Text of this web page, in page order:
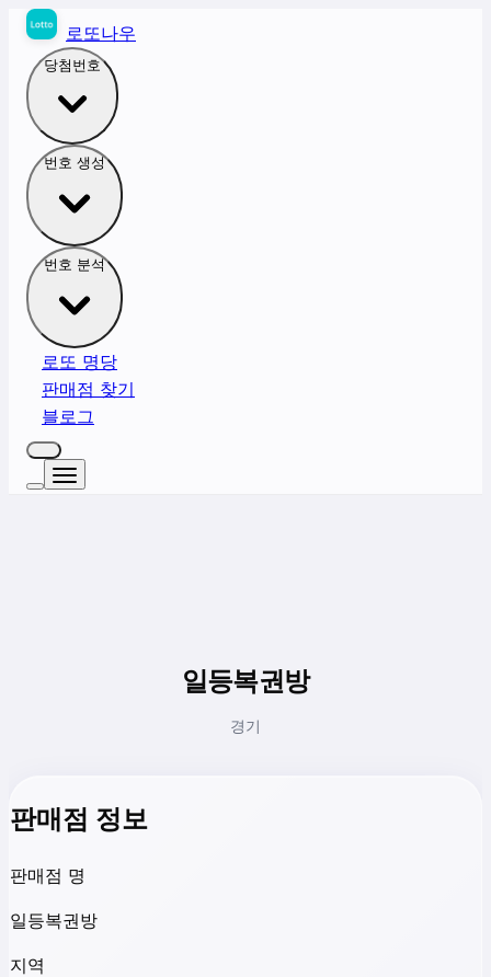
로또나우
당첨번호
번호 생성
번호 분석
로또 명당
판매점 찾기
블로그
일등복권방
경기
판매점 정보
판매점 명
일등복권방
지역